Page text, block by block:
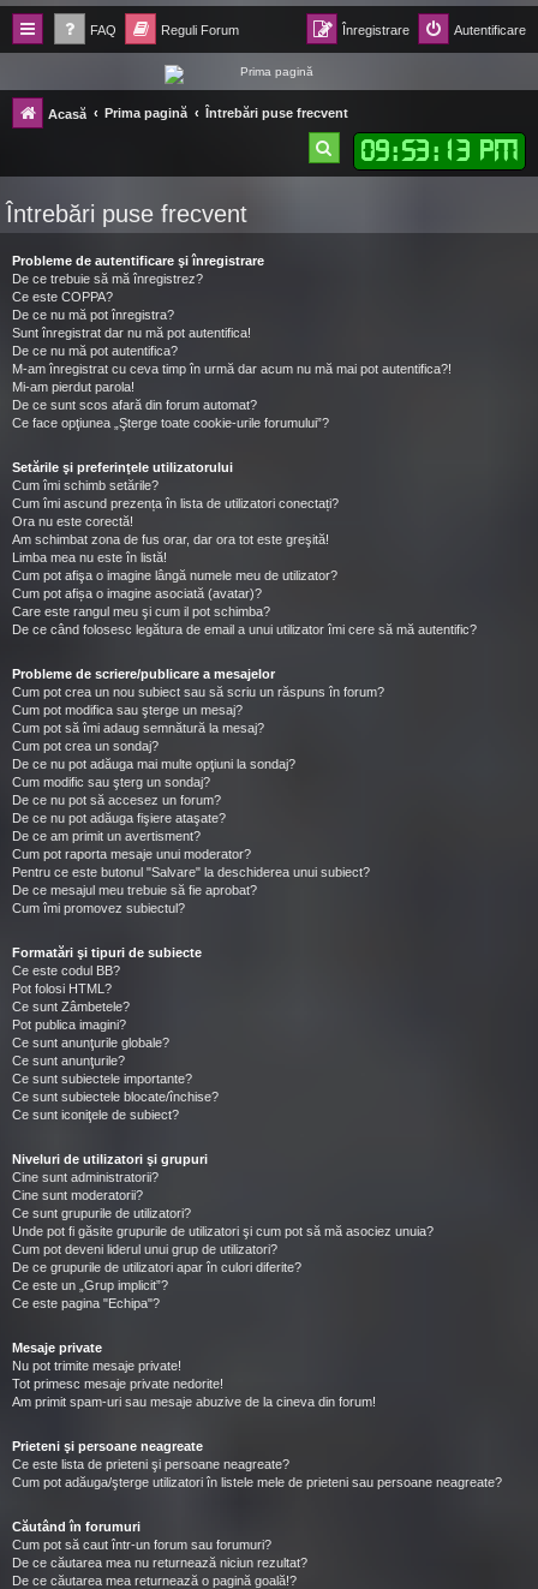
FAQ Reguli Forum Autentificare
Înregistrare
Forum Ecolomania™®
-= Idei pentru viitor =-
Acasă Prima pagină Întrebări puse frecvent
09:53: 14 PM
ă
Întrebări puse frecvent
Probleme de autentificare şi înregistrare
De ce trebuie să mă înregistrez?
Ce este COPPA?
De ce nu mă pot înregistra?
Sunt înregistrat dar nu mă pot autentifica!
De ce nu mă pot autentifica?
M-am înregistrat cu ceva timp în urmă dar acum nu mă mai pot autentifica?!
Mi-am pierdut parola!
De ce sunt scos afară din forum automat?
Ce face opţiunea „Şterge toate cookie-urile forumului”?
Setările şi preferinţele utilizatorului
Cum îmi schimb setările?
Cum îmi ascund prezența în lista de utilizatori conectați?
Ora nu este corectă!
Am schimbat zona de fus orar, dar ora tot este greşită!
Limba mea nu este în listă!
Cum pot afişa o imagine lângă numele meu de utilizator?
Cum pot afișa o imagine asociată (avatar)?
Care este rangul meu şi cum il pot schimba?
De ce când folosesc legătura de email a unui utilizator îmi cere să mă autentific?
Probleme de scriere/publicare a mesajelor
Cum pot crea un nou subiect sau să scriu un răspuns în forum?
Cum pot modifica sau şterge un mesaj?
Cum pot să îmi adaug semnătură la mesaj?
Cum pot crea un sondaj?
De ce nu pot adăuga mai multe opţiuni la sondaj?
Cum modific sau şterg un sondaj?
De ce nu pot să accesez un forum?
De ce nu pot adăuga fişiere ataşate?
De ce am primit un avertisment?
Cum pot raporta mesaje unui moderator?
Pentru ce este butonul "Salvare" la deschiderea unui subiect?
De ce mesajul meu trebuie să fie aprobat?
Cum îmi promovez subiectul?
Formatări şi tipuri de subiecte
Ce este codul BB?
Pot folosi HTML?
Ce sunt Zâmbetele?
Pot publica imagini?
Ce sunt anunţurile globale?
Ce sunt anunţurile?
Ce sunt subiectele importante?
Ce sunt subiectele blocate/închise?
Ce sunt iconiţele de subiect?
Niveluri de utilizatori şi grupuri
Cine sunt administratorii?
Cine sunt moderatorii?
Ce sunt grupurile de utilizatori?
Unde pot fi găsite grupurile de utilizatori şi cum pot să mă asociez unuia?
Cum pot deveni liderul unui grup de utilizatori?
De ce grupurile de utilizatori apar în culori diferite?
Ce este un „Grup implicit”?
Ce este pagina "Echipa"?
Mesaje private
Nu pot trimite mesaje private!
Tot primesc mesaje private nedorite!
Am primit spam-uri sau mesaje abuzive de la cineva din forum!
Prieteni şi persoane neagreate
Ce este lista de prieteni şi persoane neagreate?
Cum pot adăuga/şterge utilizatori în listele mele de prieteni sau persoane neagreate?
Căutând în forumuri
Cum pot să caut într-un forum sau forumuri?
De ce căutarea mea nu returnează niciun rezultat?
De ce căutarea mea returnează o pagină goală!?